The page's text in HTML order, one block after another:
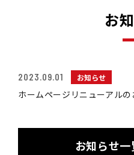
お
2023.09.01 お知らせ
ホームページリニューアルの
お知らせ